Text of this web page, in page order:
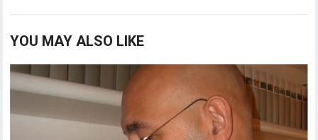
YOU MAY ALSO LIKE